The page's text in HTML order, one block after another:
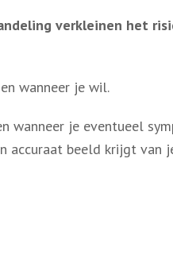
verkleinen het
wanneer je wil.
wanneer je eventueel
accuraat beeld krijgt van